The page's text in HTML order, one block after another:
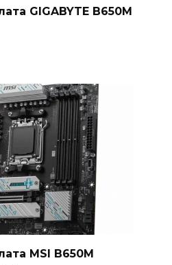
GIGABYTE B650M
MSI B650M